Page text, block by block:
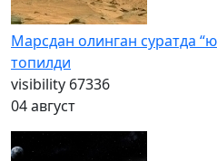
Марсдан олинган суратда
топилди
visibility 67336
04 август